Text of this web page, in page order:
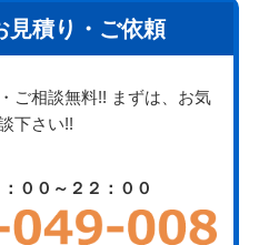
見積り・ご依頼
ご相談無料!! まずは、お気
下さい!!
００～２２：００